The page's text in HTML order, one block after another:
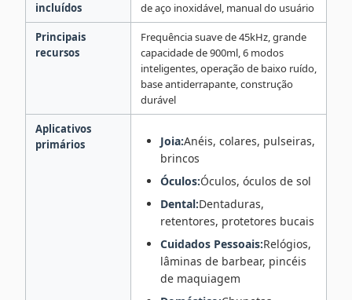
incluídos
de aço inoxidável, manual do usuário
Principais
recursos
Frequência suave de 45kHz, grande
capacidade de 900ml, 6 modos
inteligentes, operação de baixo ruído,
base antiderrapante, construção
durável
Aplicativos
primários
Joia:Anéis, colares, pulseiras,
brincos
Óculos:Óculos, óculos de sol
Dental:Dentaduras,
retentores, protetores bucais
Cuidados Pessoais:Relógios,
lâminas de barbear, pincéis
de maquiagem